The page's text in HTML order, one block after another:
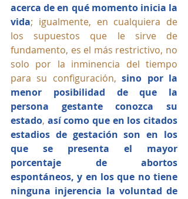
acerca de en qué momento inicia la
vida; igualmente, en cualquiera de
los supuestos que le sirve de
fundamento, es el más restrictivo, no
solo por la inminencia del tiempo
para su configuración, sino por la
menor posibilidad de que la
persona gestante conozca su
estado, así como que en los citados
estadios de gestación son en los
que se presenta el mayor
porcentaje de abortos
espontáneos, y en los que no tiene
ninguna injerencia la voluntad de